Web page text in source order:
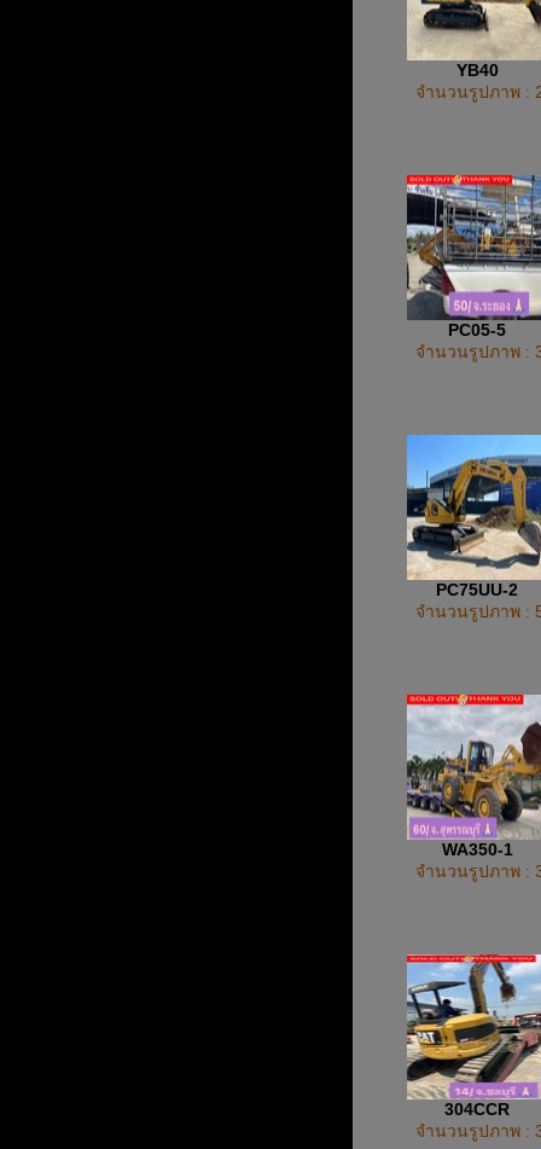
YB40
จำนวนรูปภาพ :
PC05-5
จำนวนรูปภาพ :
PC75UU-2
จำนวนรูปภาพ :
WA350-1
จำนวนรูปภาพ :
304CCR
จำนวนรูปภาพ :